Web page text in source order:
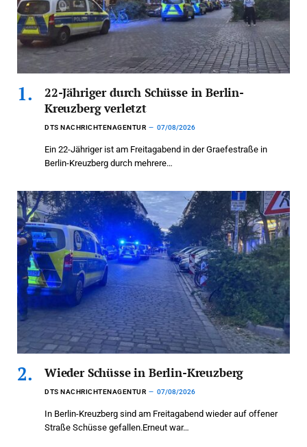
22-Jähriger durch Schüsse in Berlin-
Kreuzberg verletzt
DTS NACHRICHTENAGENTUR 07/08/2026
Ein 22-Jähriger ist am Freitagabend in der Graefestraße in
Berlin-Kreuzberg durch mehrere…
Wieder Schüsse in Berlin-Kreuzberg
DTS NACHRICHTENAGENTUR 07/08/2026
In Berlin-Kreuzberg sind am Freitagabend wieder auf offener
Straße Schüsse gefallen.Erneut war…